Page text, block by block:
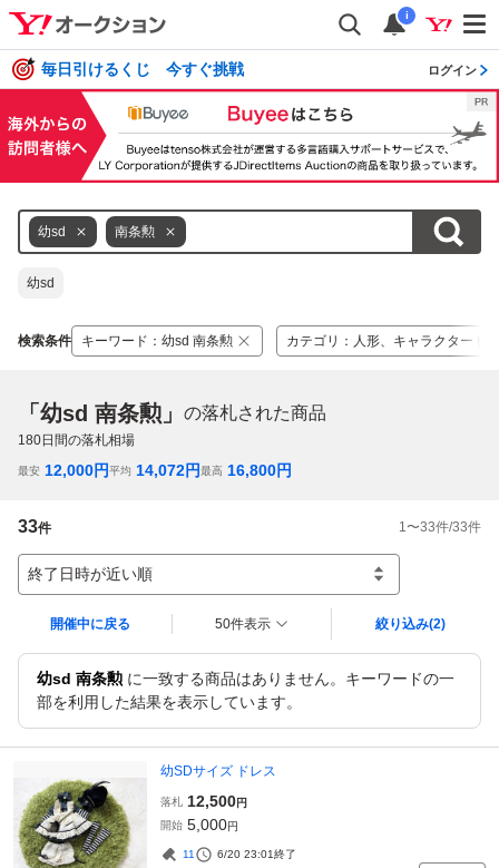
i
毎日引けるくじ 今すぐ挑戦 ログイン
幼sd 南条勲
幼sd
検索条件 キーワード ： 幼sd 南条勲 カテゴリ ： 人形、キャラクタード
「幼sd 南条勲」 の落札された商品
180日間の落札相場
最安 12,000円平均 14,072円最高 16,800円
33件 1 〜33件/33件
終了日時が近い順
開催中に戻る 50件表示 絞り込み(2)
幼sd 南条勲 に一致する商品はありません。キーワードの一
部を利用した結果を表示しています。
幼SDサイズ ドレス
落札 12,500円
開始 5,000円
11 6/20 23:01終了